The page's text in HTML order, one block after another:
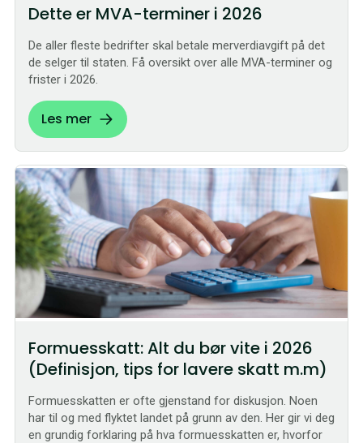
Dette er MVA-terminer i 2026
De aller fleste bedrifter skal betale merverdiavgift på det
de selger til staten. Få oversikt over alle MVA-terminer og
frister i 2026.
Les mer
Formuesskatt: Alt du bør vite i 2026
(Definisjon, tips for lavere skatt m.m)
Formuesskatten er ofte gjenstand for diskusjon. Noen
har til og med flyktet landet på grunn av den. Her gir vi deg
en grundig forklaring på hva formuesskatten er, hvorfor